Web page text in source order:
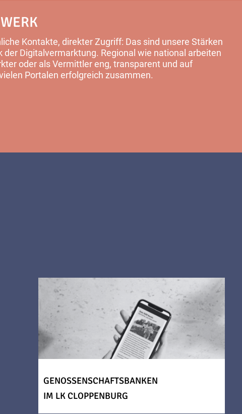
Kontakte, direkter Zugriff: Das sind unsere Stärken
der Digitalvermarktung. Regional wie national arbeiten
oder als Vermittler eng, transparent und auf
Portalen erfolgreich zusammen.
GENOSSENSCHAFTSBANKEN
IM LK CLOPPENBURG